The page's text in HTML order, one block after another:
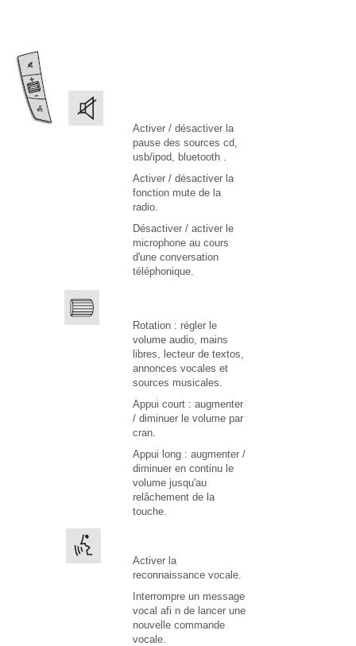
Activer / désactiver la
pause des sources cd,
usb/ipod, bluetooth .
Activer / désactiver la
fonction mute de la
radio.
Désactiver / activer le
microphone au cours
d'une conversation
téléphonique.
Rotation : régler le
volume audio, mains
libres, lecteur de textos,
annonces vocales et
sources musicales.
Appui court : augmenter
/ diminuer le volume par
cran.
Appui long : augmenter /
diminuer en continu le
volume jusqu'au
relâchement de la
touche.
Activer la
reconnaissance vocale.
Interrompre un message
vocal afi n de lancer une
nouvelle commande
vocale.